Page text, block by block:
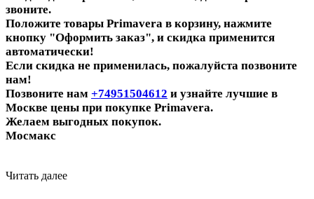
звоните.
Положите товары Primavera в корзину, нажмите
кнопку "Оформить заказ", и скидка применится
автоматически!
Если скидка не применилась, пожалуйста позвоните
нам!
Позвоните нам +74951504612 и узнайте лучшие в
Москве цены при покупке Primavera.
Желаем выгодных покупок.
Мосмакс
Читать далее